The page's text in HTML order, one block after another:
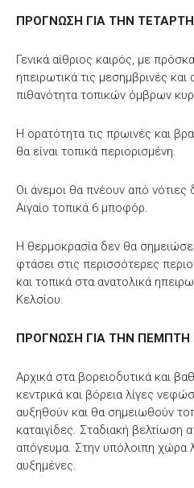
ΠΡΟΓΝΩΣΗ ΓΙΑ ΤΗΝ ΤΕΤΑΡΤΗ
Γενικά αίθριος καιρός, με
ηπειρωτικά τις μεσημβρινές
πιθανότητα τοπικών όμβρων
Η ορατότητα τις πρωινές και
θα είναι τοπικά περιορισμένη.
Οι άνεμοι θα πνέουν από νότιες
Αιγαίο τοπικά 6 μποφόρ.
Η θερμοκρασία δεν θα
φτάσει στις περισσότερες
και τοπικά στα ανατολικά
Κελσίου.
ΠΡΟΓΝΩΣΗ ΓΙΑ ΤΗΝ ΠΕΜΠΤΗ
Αρχικά στα βορειοδυτικά και
κεντρικά και βόρεια λίγες
αυξηθούν και θα σημειωθούν
καταιγίδες. Σταδιακή βελτίωση
απόγευμα. Στην υπόλοιπη χώρα
αυξημένες.